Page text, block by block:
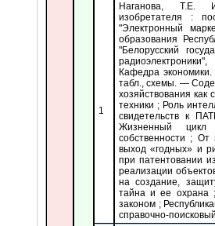
1
Наганова, Т.Е.
изобретателя :
"Электронный
образования
"Белорусский
Кафедра
табл., схемы. —
хозяйствования
техники ; Роль
свидетельств к
Жизненный цикл
собственности ;
выход «годных» и
при патентовании
реализации
на создание,
тайна и ее охрана
законом ;
справочно-